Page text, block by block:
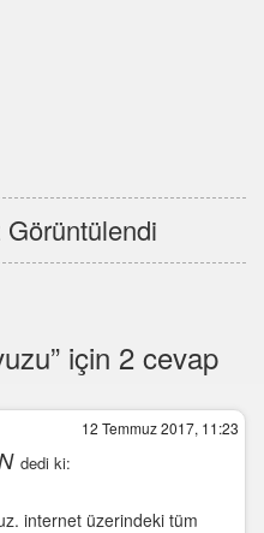
için 2 cevap
dedi ki:
12 Temmuz 2017, 11:23
internet üzerindeki tüm